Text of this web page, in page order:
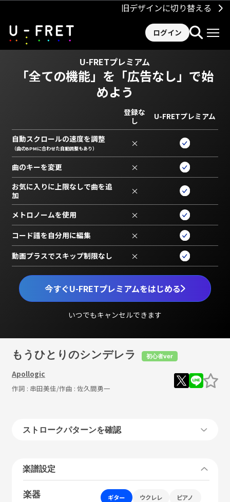
旧デザインに切り替える
ログイン
U-FRETプレミアム
「全ての機能」を 「広告なし」で始
めよう
今すぐU-FRETプレミアムをはじめる
いつでもキャンセルできます
登録な
し
U-FRETプレミアム
自動スクロールの速度を調整
（曲のBPMに合わせた自動調整もあり） ×
曲のキーを変更 ×
お気に入りに上限なしで曲を追
加
×
メトロノームを使用 ×
コード譜を自分用に編集 ×
動画プラスでスキップ制限なし ×
もうひとりのシンデレラ 初心者ver
Apollogic
作詞 : 串田美佳/作曲 : 佐久間勇一
ストロークパターンを確認
楽譜設定
楽器 ギター ウクレレ ピアノ